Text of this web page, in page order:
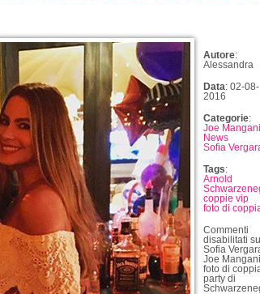
Autore:
Alessandra
Data: 02-08-
2016
Categorie:
Joe
News
Sofia
Tags:
Arnold
coppie vip
foto di
Commenti
disabilitati su
Sofia
Joe
foto di
party di